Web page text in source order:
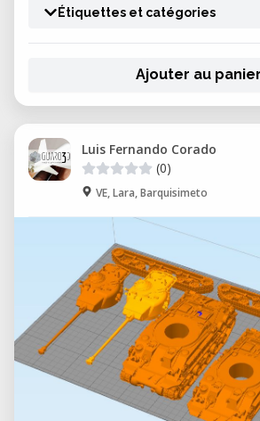
Étiquettes et catégories
Ajouter au panier
Luis Fernando Corado
(0)
VE, Lara, Barquisimeto